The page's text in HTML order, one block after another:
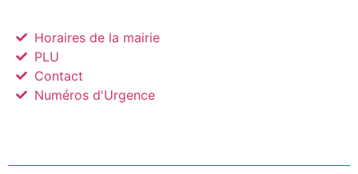
Horaires de la mairie
PLU
Contact
Numéros d'Urgence